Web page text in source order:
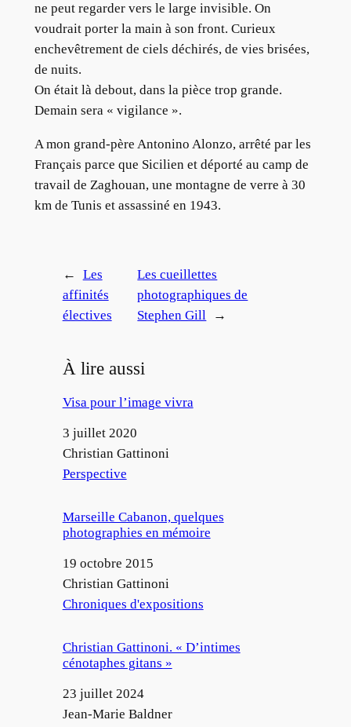
ne peut regarder vers le large invisible. On
voudrait porter la main à son front. Curieux
enchevêtrement de ciels déchirés, de vies brisées,
de nuits.
On était là debout, dans la pièce trop grande.
Demain sera « vigilance ».
A mon grand-père Antonino Alonzo, arrêté par les
Français parce que Sicilien et déporté au camp de
travail de Zaghouan, une montagne de verre à 30
km de Tunis et assassiné en 1943.
←
Les
affinités
électives
Les cueillettes
photographiques de
Stephen Gill
→
À lire aussi
Visa pour l’image vivra
Date
3 juillet 2020
Auteur
Christian Gattinoni
Par rapport à
Perspective
Marseille Cabanon, quelques
photographies en mémoire
Date
19 octobre 2015
Auteur
Christian Gattinoni
Par rapport à
Chroniques d'expositions
Christian Gattinoni. « D’intimes
cénotaphes gitans »
Date
23 juillet 2024
Auteur
Jean-Marie Baldner